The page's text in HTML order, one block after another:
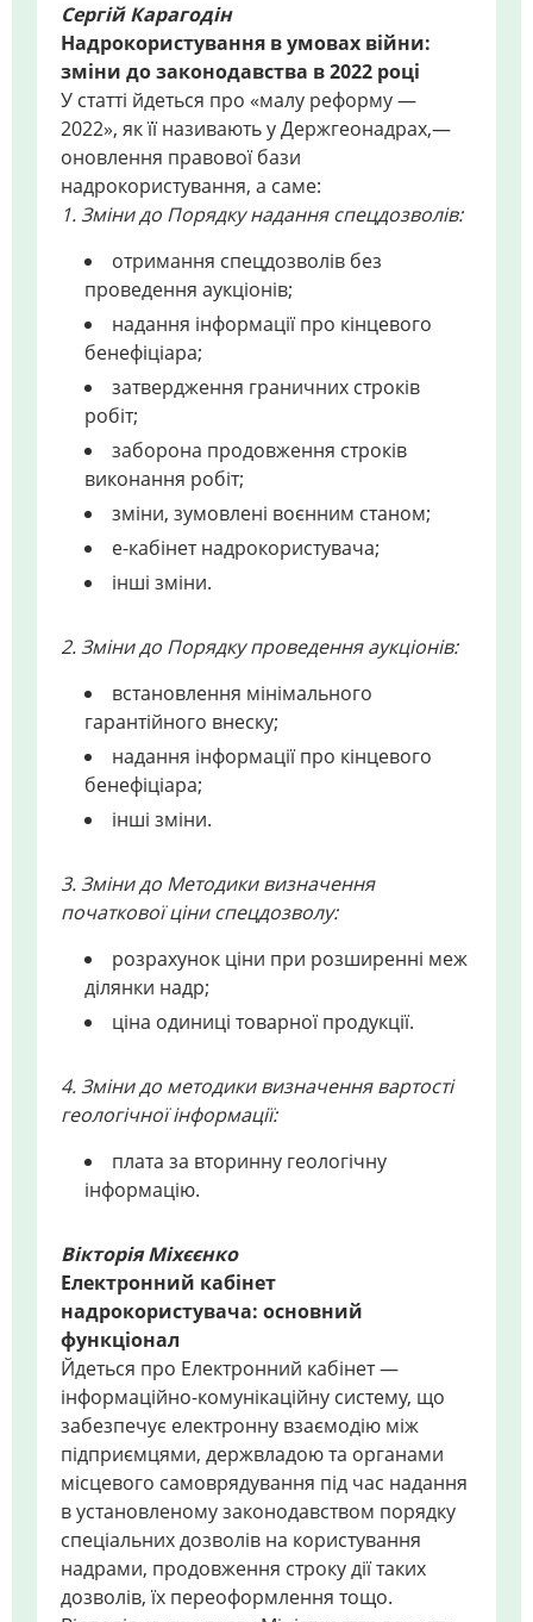
Сергій Карагодін
Надрокористування в умовах війни:
зміни до законодавства в 2022 році
У статті йдеться про «малу реформу —
2022», як її називають у Держгеонадрах,—
оновлення правової бази
надрокористування, а саме:
1. Зміни до Порядку надання спецдозволів:
отримання спецдозволів без
проведення аукціонів;
надання інформації про кінцевого
бенефіціара;
затвердження граничних строків
робіт;
заборона продовження строків
виконання робіт;
зміни, зумовлені воєнним станом;
е-кабінет надрокористувача;
інші зміни.
2. Зміни до Порядку проведення аукціонів:
встановлення мінімального
гарантійного внеску;
надання інформації про кінцевого
бенефіціара;
інші зміни.
3. Зміни до Методики визначення
початкової ціни спецдозволу:
розрахунок ціни при розширенні меж
ділянки надр;
ціна одиниці товарної продукції.
4. Зміни до методики визначення вартості
геологічної інформації:
плата за вторинну геологічну
інформацію.
Вікторія Міхєєнко
Електронний кабінет
надрокористувача: основний
функціонал
Йдеться про Електронний кабінет —
інформаційно-комунікаційну систему, що
забезпечує електронну взаємодію між
підприємцями, держвладою та органами
місцевого самоврядування під час надання
в установленому законодавством порядку
спеціальних дозволів на користування
надрами, продовження строку дії таких
дозволів, їх переоформлення тощо.